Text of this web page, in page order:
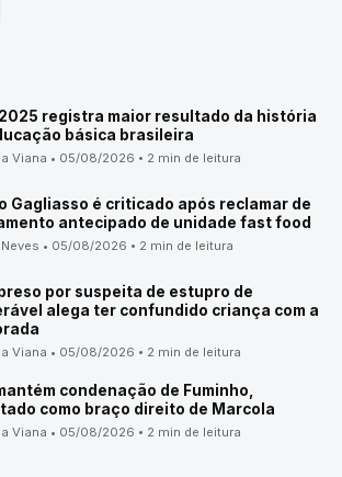
2025 registra maior resultado da história
básica brasileira
Viana • 05/08/2026 • 2 min de leitura
Gagliasso é criticado após reclamar de
antecipado de unidade fast food
• 05/08/2026 • 2 min de leitura
por suspeita de estupro de
alega ter confundido criança com a
Viana • 05/08/2026 • 2 min de leitura
condenação de Fuminho,
como braço direito de Marcola
Viana • 05/08/2026 • 2 min de leitura